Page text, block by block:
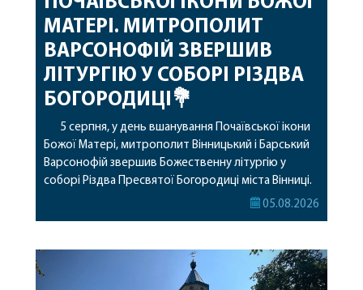
МАТЕРІ. МИТРОПОЛИТ
ВАРСОНОФІЙ ЗВЕРШИВ
ЛІТУРГІЮ У СОБОРІ РІЗДВА
БОГОРОДИЦІ💐
5 серпня, у день вшанування Почаївської ікони
Божої Матері, митрополит Вінницький і Барський
Варсонофій звершив Божественну літургію у
соборі Різдва Пресвятої Богородиці міста Вінниці.
Його Високопреосвященству співслужили
священному сані. Під час богослужіння підносилися
особливі молитви за мир в Україні, за воїнів, які
05.08.2026